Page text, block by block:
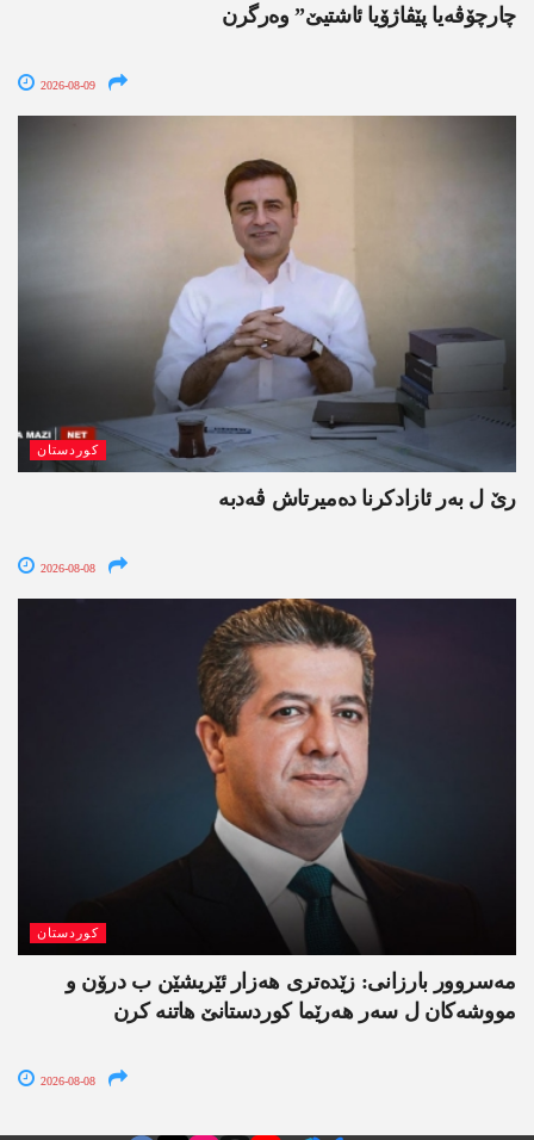
چارچۆڤەیا پێڤاژۆیا ئاشتیێ” وەرگرن
2026-08-09
کوردستان
رێ ل بەر ئازادکرنا دەمیرتاش ڤەدبە
2026-08-08
کوردستان
مەسروور بارزانی: زێدەتری ھەزار ئێریشێن ب درۆن و
مووشەکان ل سەر ھەرێما کوردستانێ ھاتنە کرن
2026-08-08